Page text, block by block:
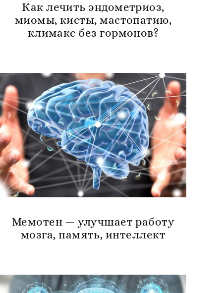
Как лечить эндометриоз,
миомы, кисты, мастопатию,
климакс без гормонов?
Мемотен — улучшает работу
мозга, память, интеллект